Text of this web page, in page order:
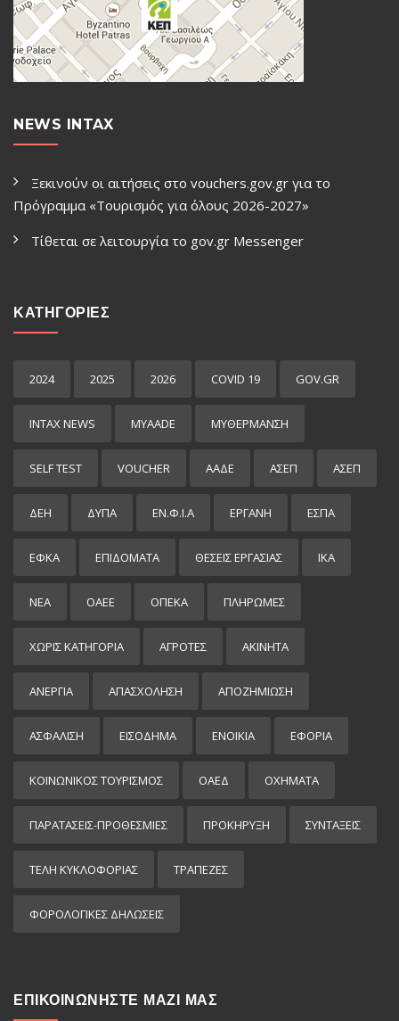
NEWS INTAX
Ξεκινούν οι αιτήσεις στο vouchers.gov.gr για το
Πρόγραμμα «Τουρισμός για όλους 2026-2027»
Τίθεται σε λειτουργία το gov.gr Μessenger
ΚΑΤΗΓΟΡΙΕΣ
2024 2025 2026 COVID 19 GOV.GR
INTAX NEWS MYAADE MYΘΈΡΜΑΝΣΗ
SELF TEST VOUCHER ΑΑΔΕ ΑΣΕΠ ΑΣΕΠ
ΔΕΗ ΔΥΠΑ ΕΝ.Φ.Ι.Α ΕΡΓΑΝΗ ΕΣΠΑ
ΕΦΚΑ ΕΠΙΔΌΜΑΤΑ ΘΕΣΕΙΣ ΕΡΓΑΣΙΑΣ ΙΚΑ
ΝΕΑ ΟΑΕΕ ΟΠΕΚΑ ΠΛΗΡΩΜΕΣ
ΧΩΡΊΣ ΚΑΤΗΓΟΡΊΑ ΑΓΡΟΤΕΣ ΑΚΙΝΗΤΑ
ΑΝΕΡΓΙΑ ΑΠΑΣΧΟΛΗΣΗ ΑΠΟΖΗΜΙΩΣΗ
ΑΣΦΑΛΙΣΗ ΕΙΣΌΔΗΜΑ ΕΝΟΙΚΙΑ ΕΦΟΡΙΑ
ΚΟΙΝΩΝΙΚΟΣ ΤΟΥΡΙΣΜΟΣ ΟΑΕΔ ΟΧΗΜΑΤΑ
ΠΑΡΑΤΑΣΕΙΣ-ΠΡΟΘΕΣΜΙΕΣ ΠΡΟΚΉΡΥΞΗ ΣΥΝΤΑΞΕΙΣ
ΤΕΛΗ ΚΥΚΛΟΦΟΡΙΑΣ ΤΡΑΠΕΖΕΣ
ΦΟΡΟΛΟΓΙΚΕΣ ΔΗΛΩΣΕΙΣ
ΕΠΙΚΟΙΝΩΝΗΣΤΕ ΜΑΖΙ ΜΑΣ